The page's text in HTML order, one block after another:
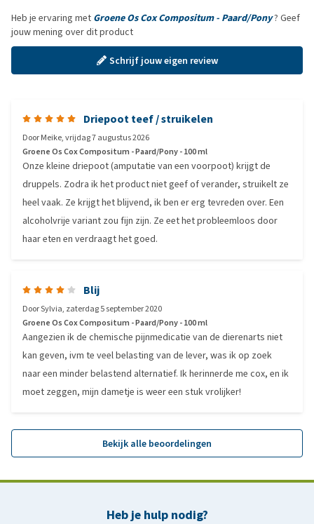
Heb je ervaring met Groene Os Cox Compositum - Paard/Pony? Geef
jouw mening over dit product
Schrijf jouw eigen review
Driepoot teef / struikelen
DoorMeike,vrijdag 7 augustus 2026
Groene Os Cox Compositum - Paard/Pony - 100 ml
Onze kleine driepoot (amputatie van een voorpoot) krijgt de
druppels. Zodra ik het product niet geef of verander, struikelt ze
heel vaak. Ze krijgt het blijvend, ik ben er erg tevreden over. Een
alcoholvrije variant zou fijn zijn. Ze eet het probleemloos door
haar eten en verdraagt het goed.
Blij
DoorSylvia, zaterdag 5 september 2020
Groene Os Cox Compositum - Paard/Pony - 100 ml
Aangezien ik de chemische pijnmedicatie van de dierenarts niet
kan geven, ivm te veel belasting van de lever, was ik op zoek
naar een minder belastend alternatief. Ik herinnerde me cox, en ik
moet zeggen, mijn dametje is weer een stuk vrolijker!
Bekijk alle beoordelingen
Heb je hulp nodig?